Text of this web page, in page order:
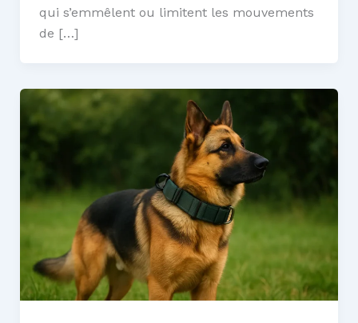
qui s’emmêlent ou limitent les mouvements
de […]